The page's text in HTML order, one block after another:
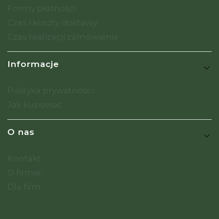
Formy płatności
Czas i koszty dostawy
Czas realizacji zamówienia
Informacje
Polityka prywatności
Jak kupować
O nas
Kontakt
O firmie
Dla firm